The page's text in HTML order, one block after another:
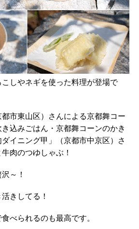
しやネギを使った料理が登場で
都市東山区）さんによる京都舞コー
込みごはん・京都舞コーンのかき
イニング甲」（京都市中京区）さ
肉のつゆしゃぶ！
～！
きしてる！
べられるのも最高です。